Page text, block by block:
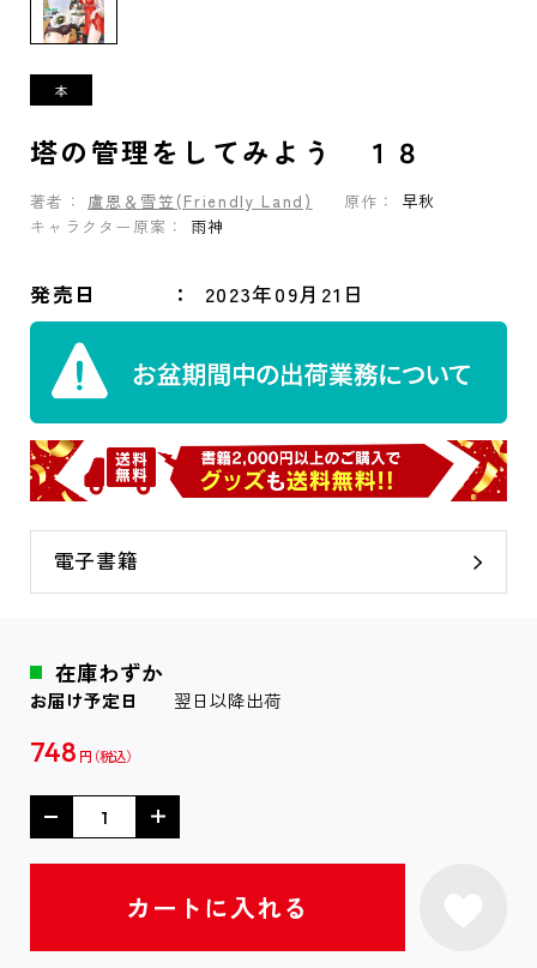
塔の管理をしてみよう １８
著者： 盧恩＆雪笠(Friendly Land) 原作：
早秋
キャラクター原案：
雨神
発売日 2023年09月21日
電子書籍
在庫わずか
お届け予定日 翌日以降出荷
748 円